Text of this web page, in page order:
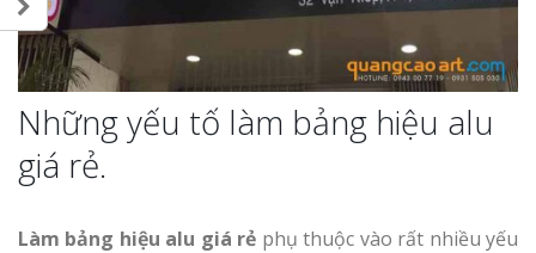
Những yếu tố làm bảng hiệu alu
giá rẻ.
Làm bảng hiệu alu giá rẻ phụ thuộc vào rất nhiều yếu